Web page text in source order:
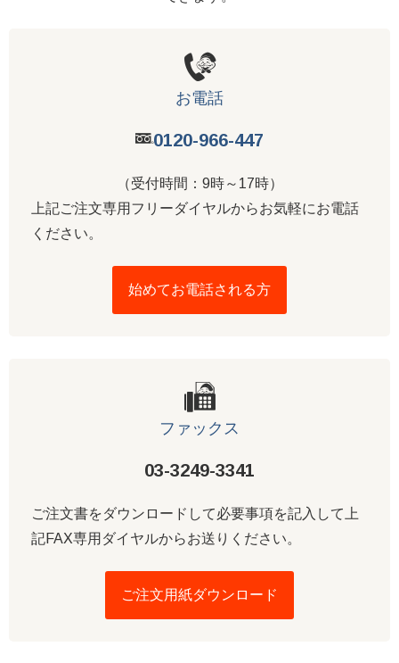
お電話
0120-966-447
（受付時間：9時～17時）
上記ご注文専用フリーダイヤルからお気軽にお電話
ください。
始めてお電話される方
ファックス
03-3249-3341
ご注文書をダウンロードして必要事項を記入して上
記FAX専用ダイヤルからお送りください。
ご注文用紙ダウンロード